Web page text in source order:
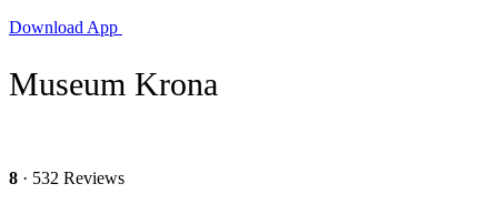
Download App
Museum Krona
8 · 532 Reviews